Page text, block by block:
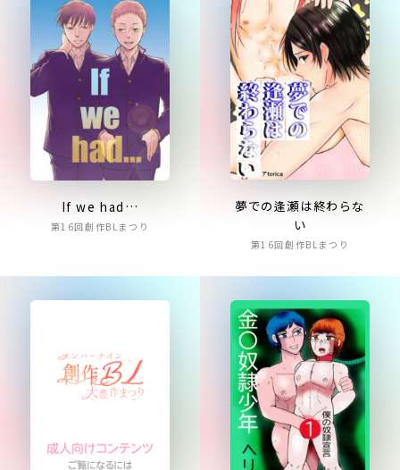
If we had…
第16回創作BLまつり
夢での逢瀬は終わらな
い
第16回創作BLまつり